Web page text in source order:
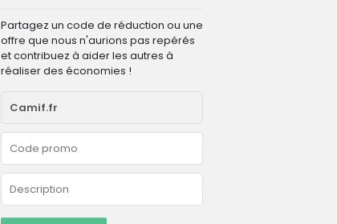
Partagez un code de réduction ou une
offre que nous n'aurions pas repérés
et contribuez à aider les autres à
réaliser des économies !